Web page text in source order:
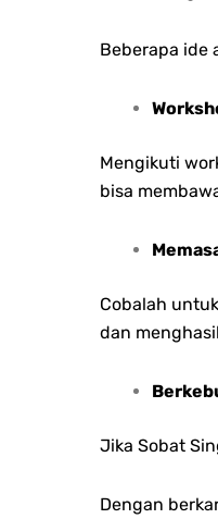
Beberapa ide
Mengikuti
bisa
Cobalah
dan
Jika Sobat
Dengan